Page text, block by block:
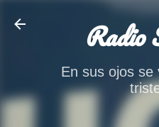
Radio
En sus ojos se